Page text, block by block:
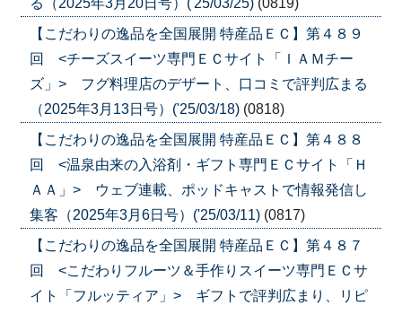
【こだわりの逸品を全国展開 特産品ＥＣ】第４８９
回 <チーズスイーツ専門ＥＣサイト「ＩＡＭチー
ズ」> フグ料理店のデザート、口コミで評判広まる
（2025年3月13日号）('25/03/18) (0818)
【こだわりの逸品を全国展開 特産品ＥＣ】第４８８
回 <温泉由来の入浴剤・ギフト専門ＥＣサイト「Ｈ
ＡＡ」> ウェブ連載、ポッドキャストで情報発信し
集客（2025年3月6日号）('25/03/11) (0817)
【こだわりの逸品を全国展開 特産品ＥＣ】第４８７
回 <こだわりフルーツ＆手作りスイーツ専門ＥＣサ
イト「フルッティア」> ギフトで評判広まり、リピ